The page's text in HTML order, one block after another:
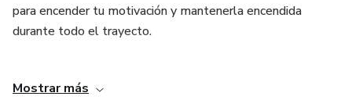
para encender tu motivación y mantenerla encendida
durante todo el trayecto.
fitness en busca de un nuevo reto, nuestra plataforma
Mostrar más